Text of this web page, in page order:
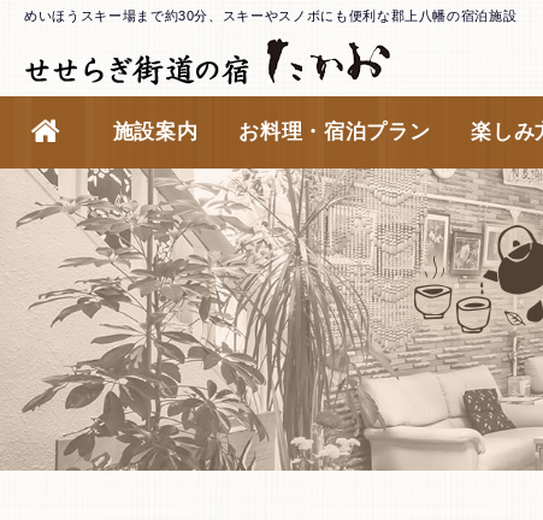
めいほうスキー場まで約30分、 スキーやスノボにも便利な郡上八幡の宿泊施設
施設案内 お料理・宿泊プラン 楽しみ